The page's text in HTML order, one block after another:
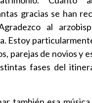
gracias se han
al
Estoy
parejas de novios y
fases del